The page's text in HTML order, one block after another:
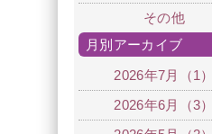
その他
月別アーカイブ
2026年7月（1）
2026年6月（3）